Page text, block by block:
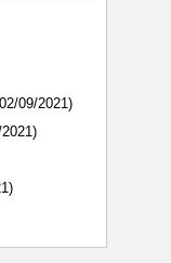
09/2021)